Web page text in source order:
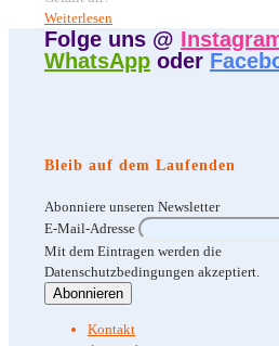
Weiterlesen
Folge uns @
WhatsApp oder
Bleib auf dem Laufenden
Abonniere unseren Newsletter
E-Mail-Adresse
Mit dem Eintragen werden die
Datenschutzbedingungen akzeptiert.
Kontakt